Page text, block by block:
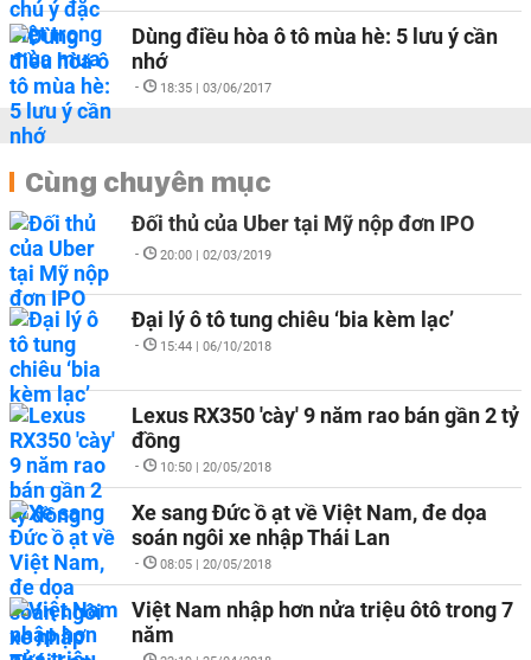
Dùng điều hòa ô tô mùa hè: 5 lưu ý cần
nhớ
- 18:35 | 03/06/2017
Cùng chuyên mục
Đối thủ của Uber tại Mỹ nộp đơn IPO
- 20:00 | 02/03/2019
Đại lý ô tô tung chiêu ‘bia kèm lạc’
- 15:44 | 06/10/2018
Lexus RX350 'cày' 9 năm rao bán gần 2 tỷ
đồng
- 10:50 | 20/05/2018
Xe sang Đức ồ ạt về Việt Nam, đe dọa
soán ngôi xe nhập Thái Lan
- 08:05 | 20/05/2018
Việt Nam nhập hơn nửa triệu ôtô trong 7
năm